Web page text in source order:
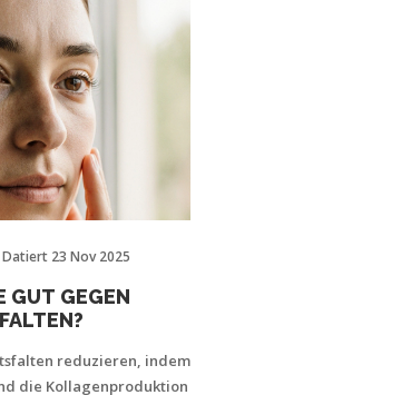
Datiert 23 Nov 2025
GUT GEGEN
reduzieren, indem
die Kollagenproduktion